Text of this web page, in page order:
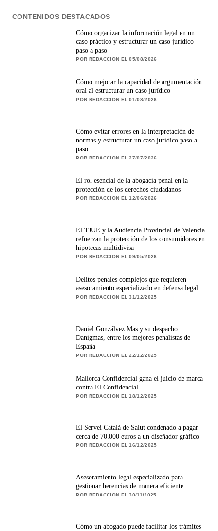
CONTENIDOS DESTACADOS
Cómo organizar la información legal en un
caso práctico y estructurar un caso jurídico
paso a paso
POR REDACCION EL 05/08/2026
Cómo mejorar la capacidad de argumentación
oral al estructurar un caso jurídico
POR REDACCION EL 01/08/2026
Cómo evitar errores en la interpretación de
normas y estructurar un caso jurídico paso a
paso
POR REDACCION EL 27/07/2026
El rol esencial de la abogacía penal en la
protección de los derechos ciudadanos
POR REDACCION EL 12/06/2026
El TJUE y la Audiencia Provincial de Valencia
refuerzan la protección de los consumidores en
hipotecas multidivisa
POR REDACCION EL 09/05/2026
Delitos penales complejos que requieren
asesoramiento especializado en defensa legal
POR REDACCION EL 31/12/2025
Daniel Gonzálvez Mas y su despacho
Danigmas, entre los mejores penalistas de
España
POR REDACCION EL 22/12/2025
Mallorca Confidencial gana el juicio de marca
contra El Confidencial
POR REDACCION EL 18/12/2025
El Servei Català de Salut condenado a pagar
cerca de 70.000 euros a un diseñador gráfico
POR REDACCION EL 16/12/2025
Asesoramiento legal especializado para
gestionar herencias de manera eficiente
POR REDACCION EL 30/11/2025
Cómo un abogado puede facilitar los trámites